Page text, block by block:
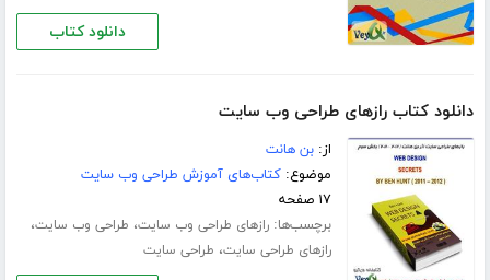
دانلود کتاب
دانلود کتاب رازهای طراحی وب سایت
از:بن هانت
موضوع:کتاب‌های آموزش طراحی وب سایت
۱۷ صفحه
برچسب‌ها:رازهای طراحی وب سایت، طراحی وب سایت،
رازهای طراحی سایت، طراحی سایت